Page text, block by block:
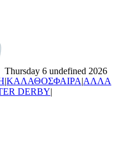
Thursday 6 undefined 2026
|ΚΑΛΑΘΟΣΦΑΙΡΑ|ΑΛΛΑ
DERBY|